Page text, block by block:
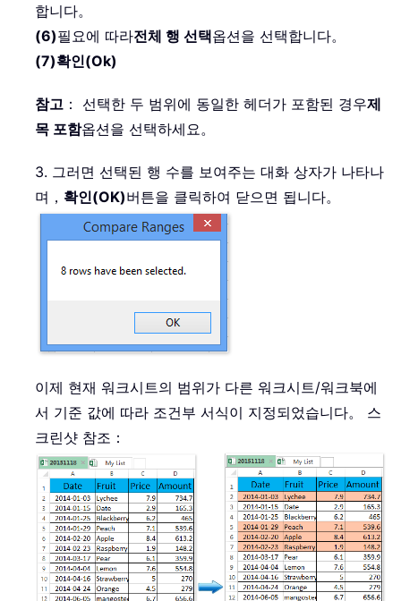
합니다。
(6)필요에 따라전체 행 선택옵션을 선택합니다。
(7)확인(Ok)
참고 ： 선택한 두 범위에 동일한 헤더가 포함된 경우제
목 포함옵션을 선택하세요。
3. 그러면 선택된 행 수를 보여주는 대화 상자가 나타나
며， 확인(OK)버튼을 클릭하여 닫으면 됩니다。
이제 현재 워크시트의 범위가 다른 워크시트/워크북에
서 기준 값에 따라 조건부 서식이 지정되었습니다。 스
크린샷 참조：